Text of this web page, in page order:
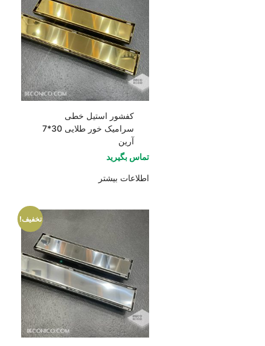
کفشور استیل خطی
سرامیک خور طلایی 30*7
آرین
تماس بگیرید
اطلاعات بیشتر
تخفیف!